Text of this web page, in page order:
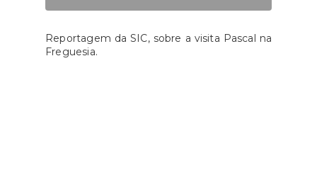
Reportagem da SIC, sobre a visita Pascal na
Freguesia.